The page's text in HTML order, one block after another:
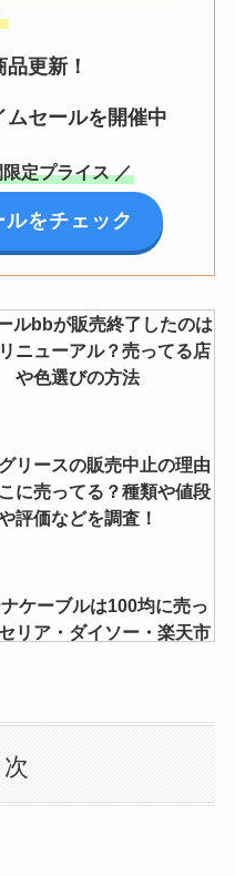
更新！
ムセールを開催中
定プライス ／
をチェック
ルbbが販売終了したのは
ニューアル？売ってる店
や色選びの方法
リースの販売中止の理由
に売ってる？種類や値段
評価などを調査！
ケーブルは100均に売っ
リア・ダイソー・楽天市
売ってる場所は？値段や
相場も解説
次